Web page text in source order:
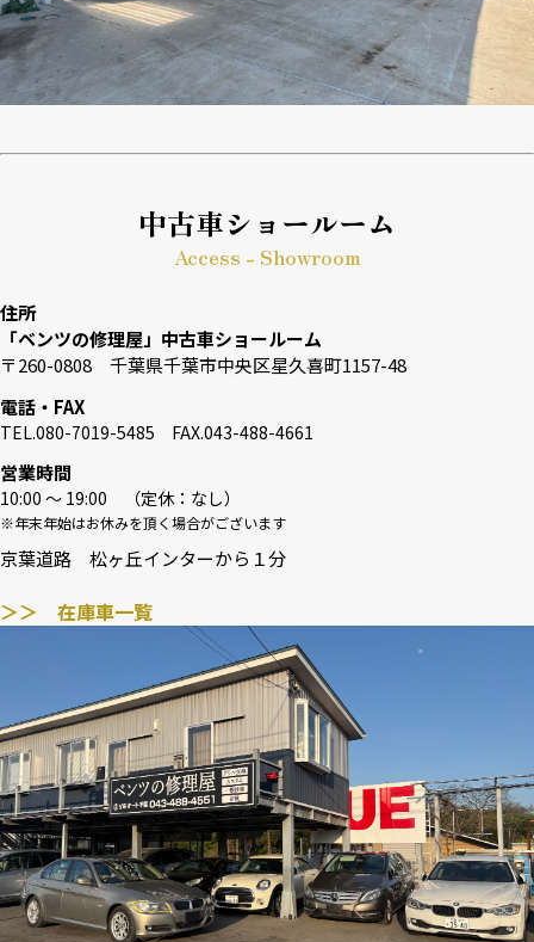
中古車ショールーム
Access - Showroom
住所
「ベンツの修理屋」中古車ショールーム
〒260-0808 千葉県千葉市中央区星久喜町1157-48
電話・FAX
TEL.080-7019-5485 FAX.043-488-4661
営業時間
10:00 〜 19:00 （定休：なし）
※年末年始はお休みを頂く場合がございます
京葉道路 松ヶ丘インターから１分
＞＞ 在庫車一覧